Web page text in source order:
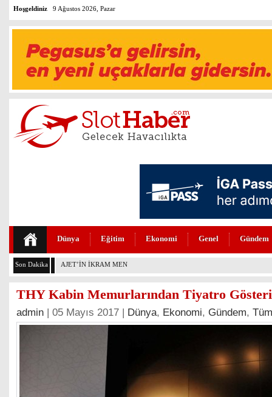
Hoşgeldiniz 9 Ağustos 2026, Pazar
Dünya Eğitim Ekonomi Genel Gündem
Son Dakika AJET’İN İKRAM MENÜLERİ YENİLENDİ
THY Kabin Memurlarından Tiyatro
admin | 05 Mayıs 2017 | Dünya, Ekonomi, Gündem,